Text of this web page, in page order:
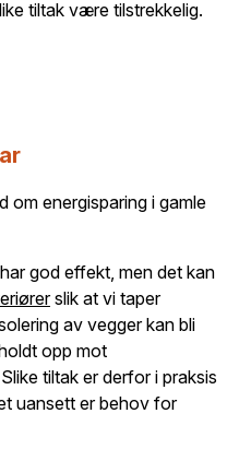
tiltak være tilstrekkelig.
om energisparing i gamle
god effekt, men det kan
slik at vi taper
av vegger kan bli
opp mot
tiltak er derfor i praksis
uansett er behov for